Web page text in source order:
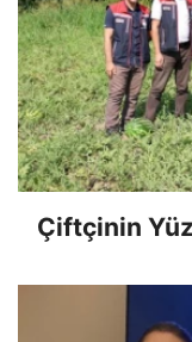
Çiftçinin